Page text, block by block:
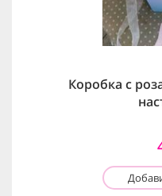
Коробка с